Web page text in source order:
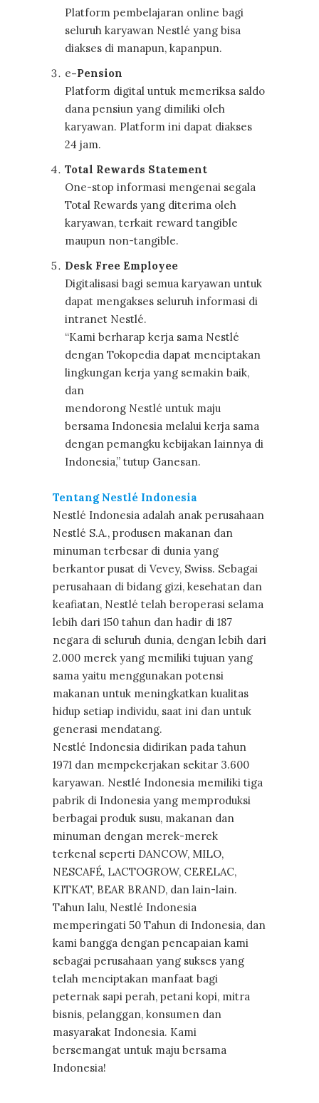
Platform pembelajaran online bagi
seluruh karyawan Nestlé yang bisa
diakses di manapun, kapanpun.
e-Pension
Platform digital untuk memeriksa saldo
dana pensiun yang dimiliki oleh
karyawan. Platform ini dapat diakses
24 jam.
Total Rewards Statement
One-stop informasi mengenai segala
Total Rewards yang diterima oleh
karyawan, terkait reward tangible
maupun non-tangible.
Desk Free Employee
Digitalisasi bagi semua karyawan untuk
dapat mengakses seluruh informasi di
intranet Nestlé.
“Kami berharap kerja sama Nestlé
dengan Tokopedia dapat menciptakan
lingkungan kerja yang semakin baik,
dan
mendorong Nestlé untuk maju
bersama Indonesia melalui kerja sama
dengan pemangku kebijakan lainnya di
Indonesia,” tutup Ganesan.
Tentang Nestlé Indonesia
Nestlé Indonesia adalah anak perusahaan
Nestlé S.A., produsen makanan dan
minuman terbesar di dunia yang
berkantor pusat di Vevey, Swiss. Sebagai
perusahaan di bidang gizi, kesehatan dan
keafiatan, Nestlé telah beroperasi selama
lebih dari 150 tahun dan hadir di 187
negara di seluruh dunia, dengan lebih dari
2.000 merek yang memiliki tujuan yang
sama yaitu menggunakan potensi
makanan untuk meningkatkan kualitas
hidup setiap individu, saat ini dan untuk
generasi mendatang.
Nestlé Indonesia didirikan pada tahun
1971 dan mempekerjakan sekitar 3.600
karyawan. Nestlé Indonesia memiliki tiga
pabrik di Indonesia yang memproduksi
berbagai produk susu, makanan dan
minuman dengan merek-merek
terkenal seperti DANCOW, MILO,
NESCAFÉ, LACTOGROW, CERELAC,
KITKAT, BEAR BRAND, dan lain-lain.
Tahun lalu, Nestlé Indonesia
memperingati 50 Tahun di Indonesia, dan
kami bangga dengan pencapaian kami
sebagai perusahaan yang sukses yang
telah menciptakan manfaat bagi
peternak sapi perah, petani kopi, mitra
bisnis, pelanggan, konsumen dan
masyarakat Indonesia. Kami
bersemangat untuk maju bersama
Indonesia!